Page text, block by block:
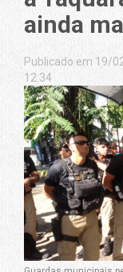
ainda
Publicado em 19/
12:34